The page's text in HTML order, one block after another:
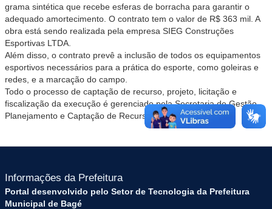
grama sintética que recebe esferas de borracha para garantir o
adequado amortecimento. O contrato tem o valor de R$ 363 mil. A
obra está sendo realizada pela empresa SIEG Construções
Esportivas LTDA.
Além disso, o contrato prevê a inclusão de todos os equipamentos
esportivos necessários para a prática do esporte, como goleiras e
redes, e a marcação do campo.
Todo o processo de captação de recurso, projeto, licitação e
fiscalização da execução é gerenciado pela Secretaria de Gestão,
Planejamento e Captação de Recursos (Geplan).
Informações da Prefeitura
Portal desenvolvido pelo Setor de Tecnologia da Prefeitura
Municipal de Bagé